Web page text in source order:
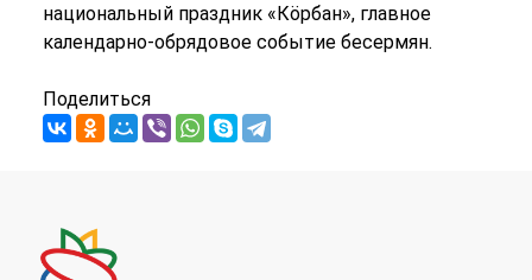
национальный праздник «Кӧрбан», главное
календарно-обрядовое событие бесермян.
Поделиться